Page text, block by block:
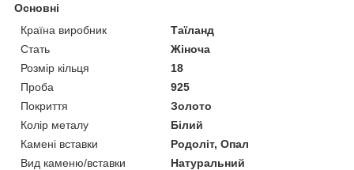
Основні
Країна виробник
Таїланд
Стать
Жіноча
Розмір кільця
18
Проба
925
Покриття
Золото
Колір металу
Білий
Камені вставки
Родоліт, Опал
Вид каменю/вставки
Натуральний